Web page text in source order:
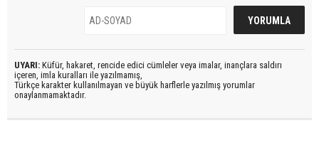
UYARI: Küfür, hakaret, rencide edici cümleler veya imalar, inançlara saldırı
içeren, imla kuralları ile yazılmamış,
Türkçe karakter kullanılmayan ve büyük harflerle yazılmış yorumlar
onaylanmamaktadır.